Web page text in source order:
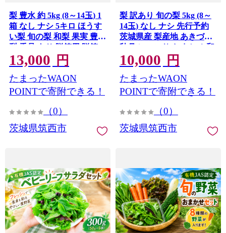
梨 豊水 約 5kg (8～14玉) 1
箱 なし ナシ 5キロ ほうす
い梨 旬の梨 和梨 果実 豊水
梨 秀品 あり 贈答用 贈答
酸味 甘み 品種 果肉 果汁
たっぷり 果物 くだもの デ
ザート フルーツ fruit nasi
2026年産 先行予約 旬の果
人気 おすすめ 特産品 茨城
城 筑西
13,000 円
たまったWAON
POINTで寄附できる！
（0）
茨城県筑西市
梨 訳あり 旬の梨 5kg (8～
14玉) なし ナシ 先行予約
茨城県産 梨産地 あきづき
秋月 にっこり おまかせ 和
梨 5キロ 1箱 期間限定 果物
旬の果物 くだもの フルー
ツ デザート 新鮮 甘い fruit
nashi 特産品 お取り寄せ グ
年 令和8年 新鮮 旬 一万円
筑西市 JA 北つくば 関東
10,000 円
たまったWAON
POINTで寄附できる！
（0）
茨城県筑西市